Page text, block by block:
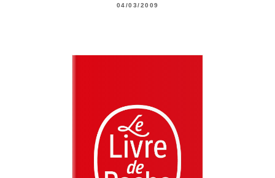
04/03/2009